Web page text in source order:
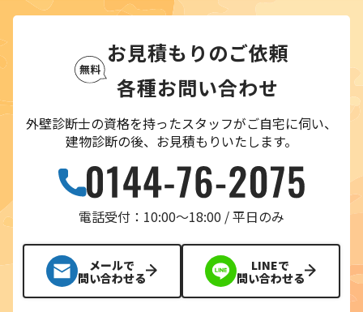
お見積もりのご依頼
各種お問い合わせ
外壁診断士の資格を持ったスタッフがご自宅に伺い、
建物診断の後、お見積もりいたします。
電話受付：10:00〜18:00 / 平日のみ
メールで
問い合わせる
LINEで
問い合わせる